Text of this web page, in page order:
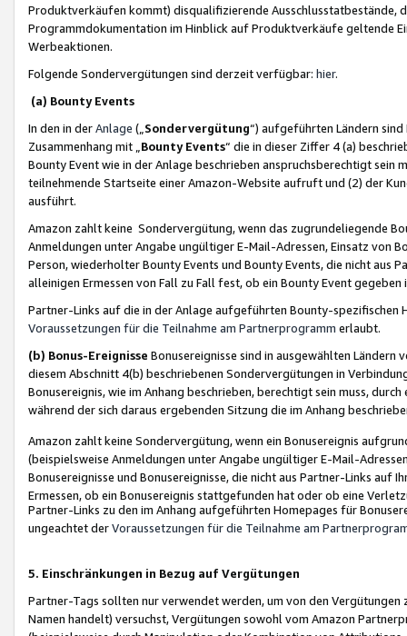
Produktverkäufen kommt) disqualifizierende Ausschlusstatbestände,
Programmdokumentation im Hinblick auf Produktverkäufe geltende
Werbeaktionen.
Folgende Sondervergütungen sind derzeit verfügbar: hier.
(a) Bounty Events
In den in derAnlage („ Sondervergütung“) aufgeführten Ländern
Zusammenhang mit „ Bounty Events“ die in dieser Ziffer 4 (a)
Bounty Event wie in der Anlage beschrieben anspruchsberechtigt sein
teilnehmende Startseite einer Amazon-Website aufruft und (2) der
ausführt.
Amazon zahlt keine Sondervergütung, wenn das zugrundeliegende
Anmeldungen unter Angabe ungültiger E-Mail-Adressen, Einsatz von
Person, wiederholter Bounty Events und Bounty Events, die nicht
alleinigen Ermessen von Fall zu Fall fest, ob ein Bounty Event
Partner-Links auf die in der Anlage aufgeführten Bounty-spezifischen
Voraussetzungen für die Teilnahme am Partnerprogramm erlaubt.
(b) Bonus-Ereignisse Bonusereignisse sind in ausgewählten Ländern
diesem Abschnitt 4(b) beschriebenen Sondervergütungen in
Bonusereignis, wie im Anhang beschrieben, berechtigt sein muss,
während der sich daraus ergebenden Sitzung die im Anhang
Amazon zahlt keine Sondervergütung, wenn ein Bonusereignis
(beispielsweise Anmeldungen unter Angabe ungültiger E-Mail-
Bonusereignisse und Bonusereignisse, die nicht aus Partner-Links auf
Ermessen, ob ein Bonusereignis stattgefunden hat oder ob eine
Partner-Links zu den im Anhang aufgeführten Homepages für
ungeachtet derVoraussetzungen für die Teilnahme am
5. Einschränkungen in Bezug auf Vergütungen
Partner-Tags sollten nur verwendet werden, um von den
Namen handelt) versuchst, Vergütungen sowohl vom Amazon